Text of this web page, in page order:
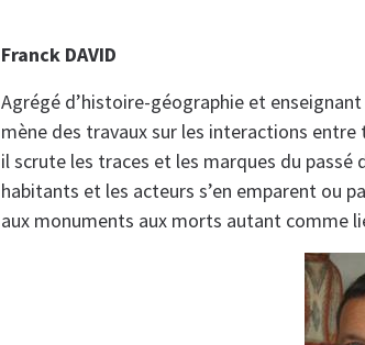
Franck DAVID
Agrégé d’histoire-géographie et
mène des travaux sur les interactions
il scrute les traces et les marques du
habitants et les acteurs s’en emparent ou
aux monuments aux morts autant comme